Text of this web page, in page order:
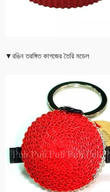
▼রঙিন তরঙ্গিত কাগজের তৈরি মডেল